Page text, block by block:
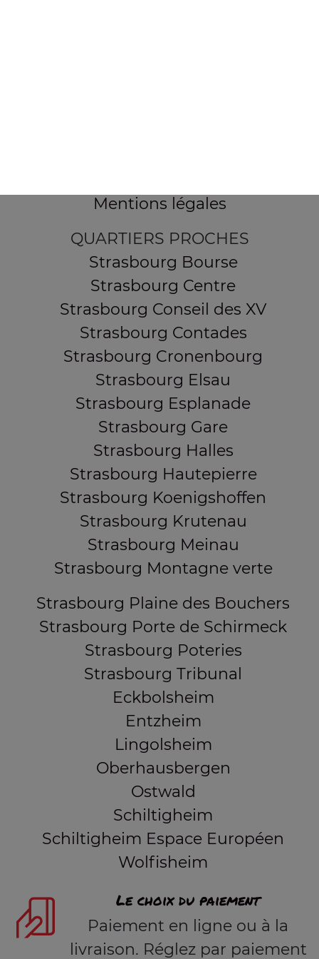
Mentions légales
QUARTIERS PROCHES
Strasbourg Bourse
Strasbourg Centre
Strasbourg Conseil des XV
Strasbourg Contades
Strasbourg Cronenbourg
Strasbourg Elsau
Strasbourg Esplanade
Strasbourg Gare
Strasbourg Halles
Strasbourg Hautepierre
Strasbourg Koenigshoffen
Strasbourg Krutenau
Strasbourg Meinau
Strasbourg Montagne verte
Strasbourg Plaine des Bouchers
Strasbourg Porte de Schirmeck
Strasbourg Poteries
Strasbourg Tribunal
Eckbolsheim
Entzheim
Lingolsheim
Oberhausbergen
Ostwald
Schiltigheim
Schiltigheim Espace Européen
Wolfisheim
Le choix du paiement
Paiement en ligne ou à la
livraison. Réglez par paiement